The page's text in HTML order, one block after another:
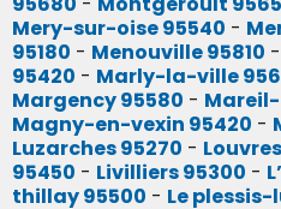
Mery-sur-oise 95540 -
95180 - Menouville 95810 -
95420 - Marly-la-ville
Margency 95580 -
Magny-en-vexin 95420 -
Luzarches 95270 -
95450 - Livilliers 95300 -
thillay 95500 - Le